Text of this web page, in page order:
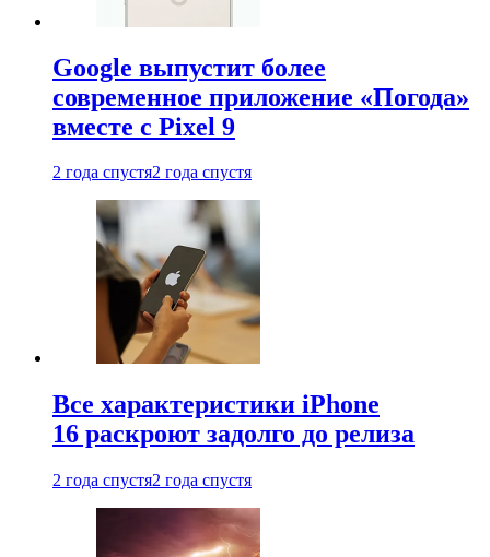
Google выпустит более
современное приложение «Погода»
вместе с Pixel 9
2 года спустя2 года спустя
Все характеристики iPhone
16 раскроют задолго до релиза
2 года спустя2 года спустя